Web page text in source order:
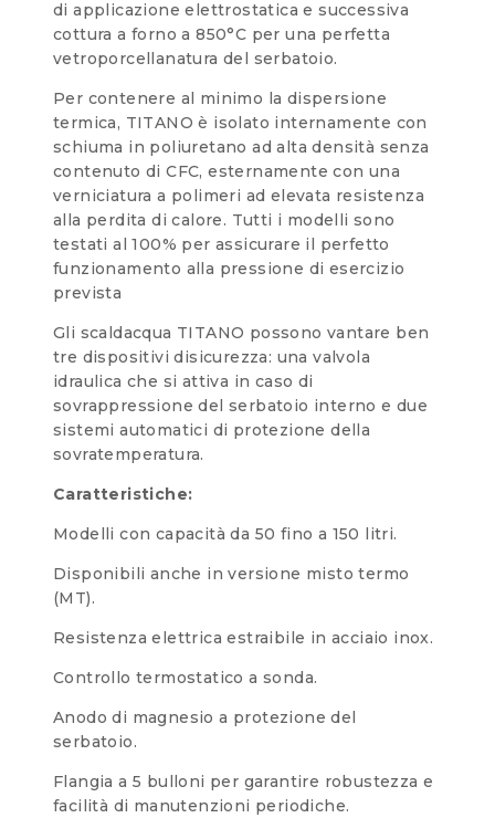
di applicazione elettrostatica e successiva
cottura a forno a 850°C per una perfetta
vetroporcellanatura del serbatoio.
Per contenere al minimo la dispersione
termica, TITANO è isolato internamente con
schiuma in poliuretano ad alta densità senza
contenuto di CFC, esternamente con una
verniciatura a polimeri ad elevata resistenza
alla perdita di calore. Tutti i modelli sono
testati al 100% per assicurare il perfetto
funzionamento alla pressione di esercizio
prevista
Gli scaldacqua TITANO possono vantare ben
tre dispositivi disicurezza: una valvola
idraulica che si attiva in caso di
sovrappressione del serbatoio interno e due
sistemi automatici di protezione della
sovratemperatura.
Caratteristiche:
Modelli con capacità da 50 fino a 150 litri.
Disponibili anche in versione misto termo
(MT).
Resistenza elettrica estraibile in acciaio inox.
Controllo termostatico a sonda.
Anodo di magnesio a protezione del
serbatoio.
Flangia a 5 bulloni per garantire robustezza e
facilità di manutenzioni periodiche.